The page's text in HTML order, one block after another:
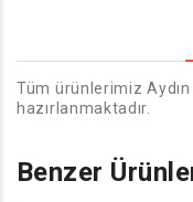
Tüm ürünlerimiz
hazırlanmaktadır.
Benzer